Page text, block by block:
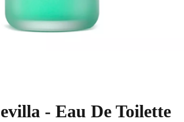
- Eau De Toilette